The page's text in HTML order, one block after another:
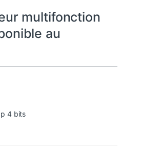
multifonction
au
4 bits